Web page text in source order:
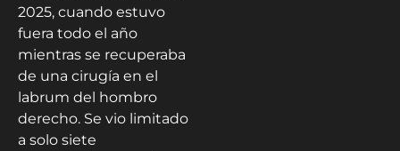
2025, cuando estuvo
fuera todo el año
mientras se recuperaba
de una cirugía en el
labrum del hombro
derecho. Se vio limitado
a solo siete